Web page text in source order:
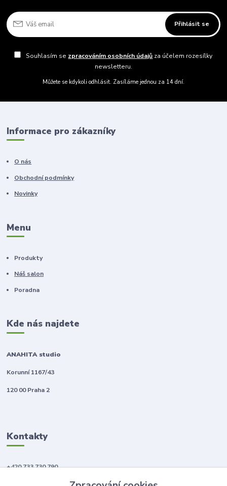
Přihlásit se
Souhlasím se zpracováním osobních údajů za účelem rozesílky
newsletteru.
Můžete se kdykoli odhlásit. Zasíláme jednou za 14 dní.
Informace pro zákazníky
O nás
Obchodní podmínky
Novinky
Menu
Produkty
Náš salon
Poradna
Kde nás najdete
ANAHITA studio
Korunní 1167/43
120 00 Praha 2
Kontakty
+420 733 730 790